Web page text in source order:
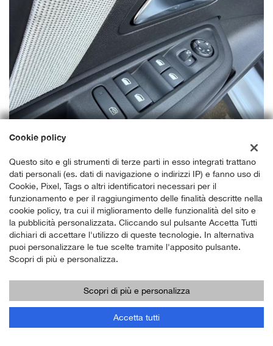
Cookie policy
Questo sito e gli strumenti di terze parti in esso integrati trattano
dati personali (es. dati di navigazione o indirizzi IP) e fanno uso di
Cookie, Pixel, Tags o altri identificatori necessari per il
funzionamento e per il raggiungimento delle finalità descritte nella
cookie policy, tra cui il miglioramento delle funzionalità del sito e
la pubblicità personalizzata. Cliccando sul pulsante Accetta Tutti
dichiari di accettare l'utilizzo di queste tecnologie. In alternativa
puoi personalizzare le tue scelte tramite l'apposito pulsante.
Scopri di più e personalizza.
Scopri di più e personalizza
Accetta tutti